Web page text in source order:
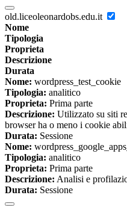
old.liceoleonardobs.edu.it
Nome
Tipologia
Proprieta
Descrizione
Durata
Nome: wordpress_test_cookie
Tipologia: analitico
Proprieta: Prima parte
Descrizione: Utilizzato su siti
browser ha o meno i cookie
Durata: Sessione
Nome:
Tipologia: analitico
Proprieta: Prima parte
Descrizione: Analisi e
Durata: Sessione